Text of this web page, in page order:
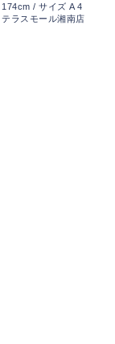
174cm / サイズ A 4
テラスモール湘南店